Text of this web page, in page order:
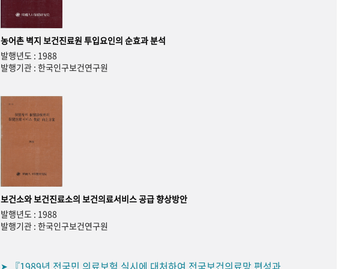
농어촌 벽지 보건진료원 투입요인의 순효과 분석
발행년도 : 1988
발행기관 : 한국인구보건연구원
보건소와 보건진료소의 보건의료서비스 공급 향상방안
발행년도 : 1988
발행기관 : 한국인구보건연구원
➤